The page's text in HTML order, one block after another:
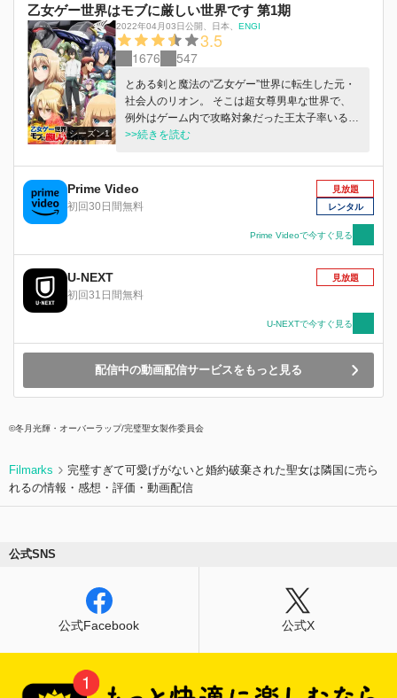
乙女ゲー世界はモブに厳しい世界です 第1期
シーズン1
2022年04月03日公開、 日本、 ENGI
3.5
1676 547
とある剣と魔法の“乙女ゲー”世界に転生した元・
社会人のリオン。 そこは超女尊男卑な世界で、
例外はゲーム内で攻略対象だった王太子率いるイ
ケメン軍団のみ。 しかし、虐げられ絶望するリ
で妹に無理矢理攻略させられていたこのゲームの
「知識」。 モブとして田舎でのんびり過ごすこ
とを目標にしていたリオンだったが ゲームの知
識を使い、 やりたい放題の女たちとイケメン軍
団に図らずも反旗を翻してしまうのだった――。
>>続きを読む
Prime Video
初回30日間無料
見放題
レンタル
Prime Videoで今すぐ見る
U-NEXT
初回31日間無料
見放題
U-NEXTで今すぐ見る
配信中の動画配信サービスをもっと見る
©冬月光輝・オーバーラップ/完璧聖女製作委員会
Filmarks
完璧すぎて可愛げがないと婚約破棄された聖女は隣国に売ら
れるの情報・感想・評価・動画配信
公式SNS
公式Facebook 公式X